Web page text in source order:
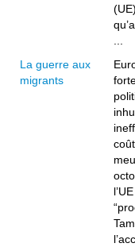
La guerre aux
migrants